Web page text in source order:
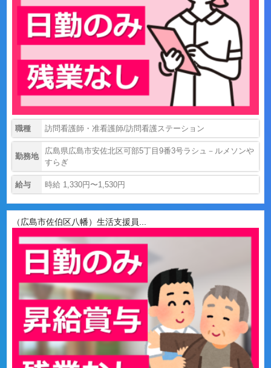
職種 訪問看護師・准看護師/訪問看護ステーション
勤務地
広島県広島市安佐北区可部5丁目9番3号ラシュ－ルメソンや
すらぎ
給与 時給 1,330円〜1,530円
（広島市佐伯区八幡）生活支援員...